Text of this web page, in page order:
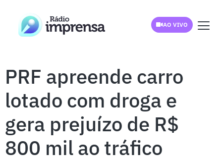
AO VIVO
PRF apreende carro
lotado com droga e
gera prejuízo de R$
800 mil ao tráfico